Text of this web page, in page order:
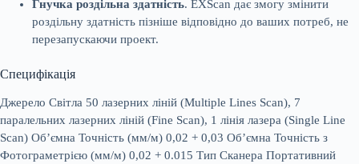
Гнучка роздільна здатність. EXScan дає змогу змінити
роздільну здатність пізніше відповідно до ваших потреб, не
перезапускаючи проект.
Специфікація
Джерело Світла 50 лазерних ліній (Multiple Lines Scan), 7
паралельних лазерних ліній (Fine Scan), 1 лінія лазера (Single Line
Scan) Об’ємна Точність (мм/м) 0,02 + 0,03 Об’ємна Точність з
Фотограметрією (мм/м) 0,02 + 0.015 Тип Сканера Портативний